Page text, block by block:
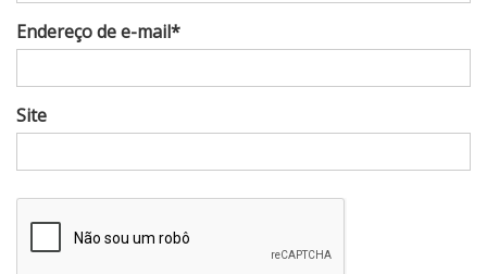
Endereço de e-mail*
Site